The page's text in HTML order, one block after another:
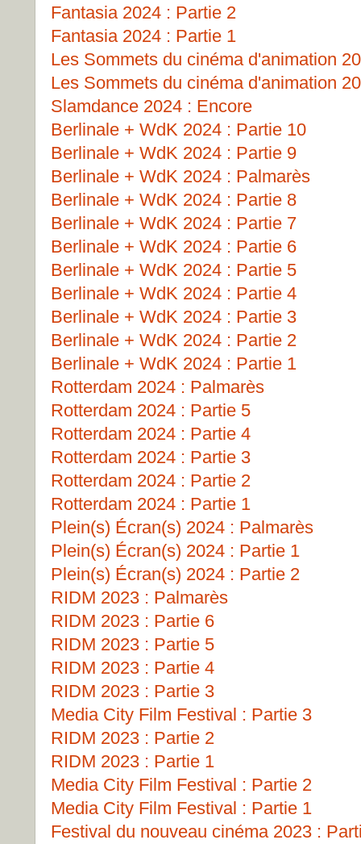
Fantasia 2024 : Partie 2
Fantasia 2024 : Partie 1
Les Sommets du cinéma d'animation
Les Sommets du cinéma d'animation
Slamdance 2024 : Encore
Berlinale + WdK 2024 : Partie 10
Berlinale + WdK 2024 : Partie 9
Berlinale + WdK 2024 : Palmarès
Berlinale + WdK 2024 : Partie 8
Berlinale + WdK 2024 : Partie 7
Berlinale + WdK 2024 : Partie 6
Berlinale + WdK 2024 : Partie 5
Berlinale + WdK 2024 : Partie 4
Berlinale + WdK 2024 : Partie 3
Berlinale + WdK 2024 : Partie 2
Berlinale + WdK 2024 : Partie 1
Rotterdam 2024 : Palmarès
Rotterdam 2024 : Partie 5
Rotterdam 2024 : Partie 4
Rotterdam 2024 : Partie 3
Rotterdam 2024 : Partie 2
Rotterdam 2024 : Partie 1
Plein(s) Écran(s) 2024 : Palmarès
Plein(s) Écran(s) 2024 : Partie 1
Plein(s) Écran(s) 2024 : Partie 2
RIDM 2023 : Palmarès
RIDM 2023 : Partie 6
RIDM 2023 : Partie 5
RIDM 2023 : Partie 4
RIDM 2023 : Partie 3
Media City Film Festival : Partie 3
RIDM 2023 : Partie 2
RIDM 2023 : Partie 1
Media City Film Festival : Partie 2
Media City Film Festival : Partie 1
Festival du nouveau cinéma 2023 :